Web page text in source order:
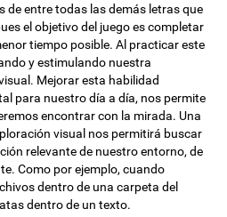
de entre todas las demás letras que
el objetivo del juego es completar
tiempo posible. Al practicar este
y estimulando nuestra
Mejorar esta habilidad
para nuestro día a día, nos permite
encontrar con la mirada. Una
visual nos permitirá buscar
relevante de nuestro entorno, de
Como por ejemplo, cuando
dentro de una carpeta del
dentro de un texto.